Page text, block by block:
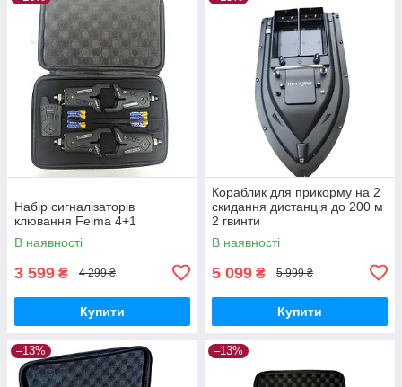
Набір сигналізаторів
клювання Feima 4+1
В наявності
3 599 ₴ 4 299 ₴
Купити
Кораблик для прикорму на 2
скидання дистанція до 200 м
2 гвинти
В наявності
5 099 ₴ 5 999 ₴
Купити
–13% –13%